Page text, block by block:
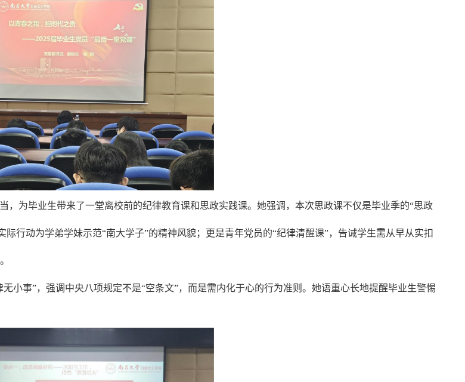
为毕业生带来了一堂离校前的纪律教育课和思政实践课。她强调，本次思政课不仅是毕业季的“思政
行动为学弟学妹示范“南大学子”的精神风貌；更是青年党员的“纪律清醒课”，告诫学生需从早从实扣
小事”，强调中央八项规定不是“空条文”，而是需内化于心的行为准则。她语重心长地提醒毕业生警惕